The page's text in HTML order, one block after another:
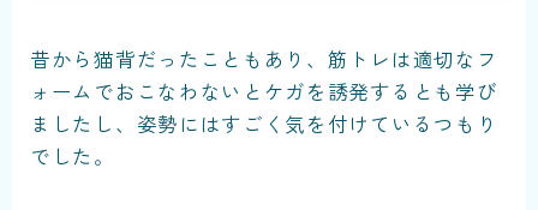
昔から猫背だったこともあり、筋トレは適切なフ
ォームでおこなわないとケガを誘発するとも学び
ましたし、姿勢にはすごく気を付けているつもり
でした。